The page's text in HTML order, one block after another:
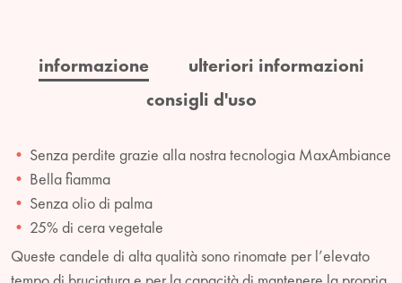
informazione
ulteriori informazioni
consigli d'uso
Senza perdite grazie alla nostra tecnologia MaxAmbiance
Bella fiamma
Senza olio di palma
25% di cera vegetale
Queste candele di alta qualità sono rinomate per l’elevato